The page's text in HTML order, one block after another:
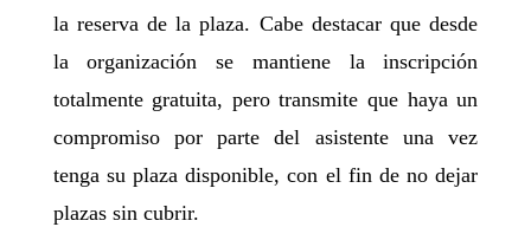
la reserva de la plaza. Cabe destacar que desde
la organización se mantiene la inscripción
totalmente gratuita, pero transmite que haya un
compromiso por parte del asistente una vez
tenga su plaza disponible, con el fin de no dejar
plazas sin cubrir.